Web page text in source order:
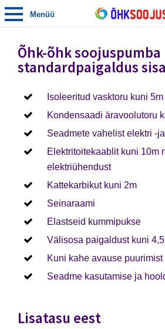
Menüü
Õhk-õhk soojuspumba
standardpaigaldus
Isoleeritud vasktoru kuni 5m
Kondensaadi äravoolutoru
Seadmete vahelist elektri -
Elektritoitekaablit kuni 10m
elektriühendust
Kattekarbikut kuni 2m
Seinaraami
Elastseid kummipukse
Välisosa paigaldust kuni
Kuni kahe avause puurimist
Seadme kasutamise ja
Lisatasu eest